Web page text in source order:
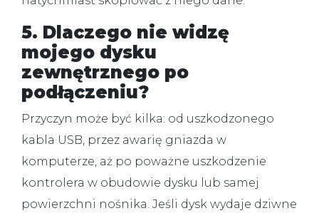
5. Dlaczego nie widzę
mojego dysku
zewnętrznego po
podłączeniu?
Przyczyn może być kilka: od uszkodzonego
kabla USB, przez awarię gniazda w
komputerze, aż po poważne uszkodzenie
kontrolera w obudowie dysku lub samej
powierzchni nośnika. Jeśli dysk wydaje dziwne